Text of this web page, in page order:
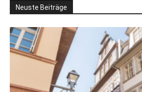
Neuste Beiträge